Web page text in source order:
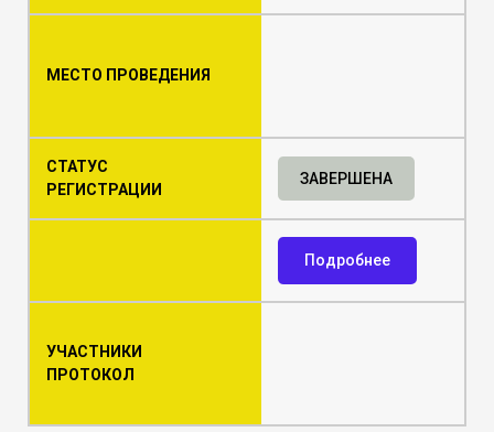
МЕСТО ПРОВЕДЕНИЯ
СТАТУС
РЕГИСТРАЦИИ
ЗАВЕРШЕНА
Подробнее
УЧАСТНИКИ
ПРОТОКОЛ